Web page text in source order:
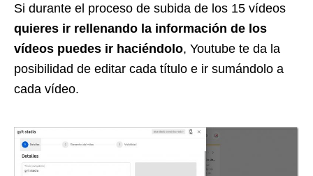
Si durante el proceso de subida de los 15 vídeos
quieres ir rellenando la información de los
vídeos puedes ir haciéndolo, Youtube te da la
posibilidad de editar cada título e ir sumándolo a
cada vídeo.